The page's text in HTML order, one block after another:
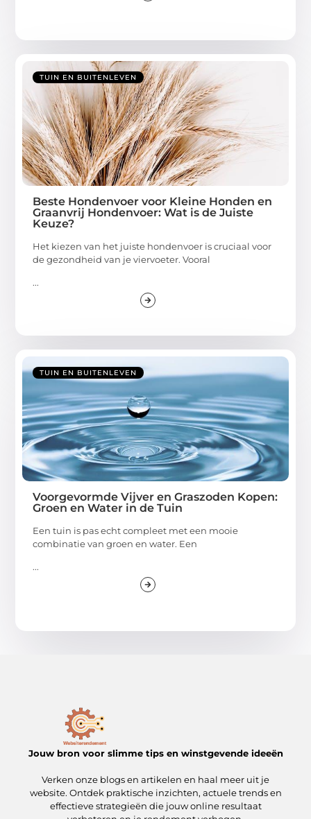
TUIN EN BUITENLEVEN
Beste Hondenvoer voor Kleine Honden en
Graanvrij Hondenvoer: Wat is de Juiste
Keuze?
Het kiezen van het juiste hondenvoer is cruciaal voor
de gezondheid van je viervoeter. Vooral
...
TUIN EN BUITENLEVEN
Voorgevormde Vijver en Graszoden Kopen:
Groen en Water in de Tuin
Een tuin is pas echt compleet met een mooie
combinatie van groen en water. Een
...
Jouw bron voor slimme tips en winstgevende ideeën
Verken onze blogs en artikelen en haal meer uit je
website. Ontdek praktische inzichten, actuele trends en
effectieve strategieën die jouw online resultaat